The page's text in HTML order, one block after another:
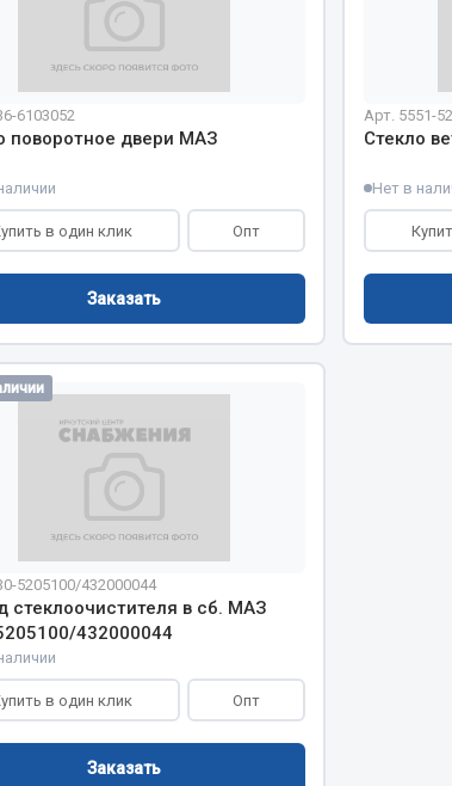
Шиномонтаж
Автохимия для шиномонтажа
Вентили
Инструмент и оборудование для
Весь раздел
6103052
поворотное двери МАЗ
в один клик Опт
Заказать
Арт. 5551-
Стекло
Нет в
5205100/432000044
стеклоочистителя в сб. МАЗ
432000044
в один клик Опт
Заказать